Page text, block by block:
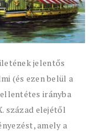
jelentős
(és ezen belül a
irányba
század elejétől
amely a